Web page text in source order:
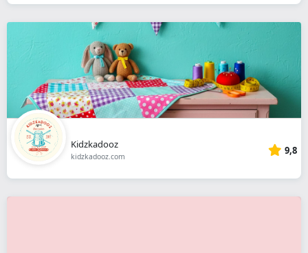
Kidzkadooz
kidzkadooz.com 9,8